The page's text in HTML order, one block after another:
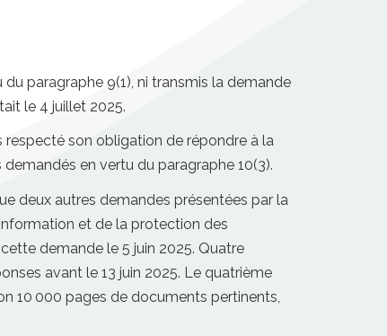
du paragraphe 9(1), ni transmis la demande
le 4 juillet 2025.
respecté son obligation de répondre à la
en vertu du paragraphe 10(3).
deux autres demandes présentées par la
et de la protection des
demande le 5 juin 2025. Quatre
avant le 13 juin 2025. Le quatrième
10 000 pages de documents pertinents,